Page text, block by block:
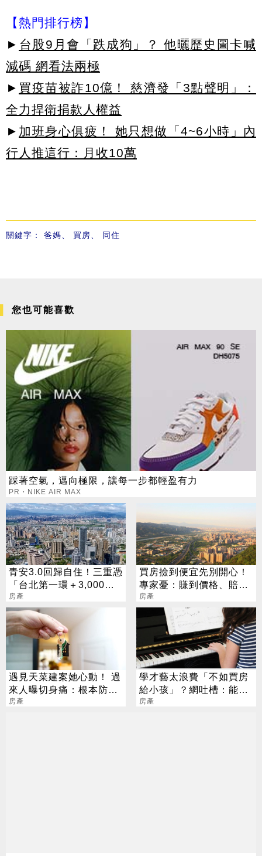
【熱門排行榜】
► 台股9月會「跌成狗」？ 他曬歷史圖卡喊
減碼 網看法兩極
► 買疫苗被詐10億！ 慈濟發「3點聲明」：
全力捍衛捐款人權益
► 加班身心俱疲！ 她只想做「4~6小時」內
行人推這行：月收10萬
關鍵字： 爸媽 買房 同住
您也可能喜歡
踩著空氣，邁向極限，讓每一步都輕盈有力
PR・NIKE AIR MAX
青安3.0回歸自住！三重憑
「台北第一環＋3,000官
員進駐」撐爆剛需
房產
買房撿到便宜先別開心！
專家憂：賺到價格、賠了
價值
房產
遇見天菜建案她心動！ 過
來人曝切身痛：根本防不
住
房產
學才藝太浪費「不如買房
給小孩」？網吐槽：能買
房就不差這點錢
房產